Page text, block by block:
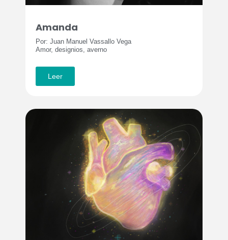
Amanda
Por: Juan Manuel Vassallo Vega
Amor, designios, averno
Leer